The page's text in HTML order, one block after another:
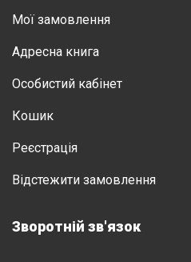
Мої замовлення
Адресна книга
Особистий кабінет
Кошик
Реєстрація
Відстежити замовлення
Зворотній зв'язок